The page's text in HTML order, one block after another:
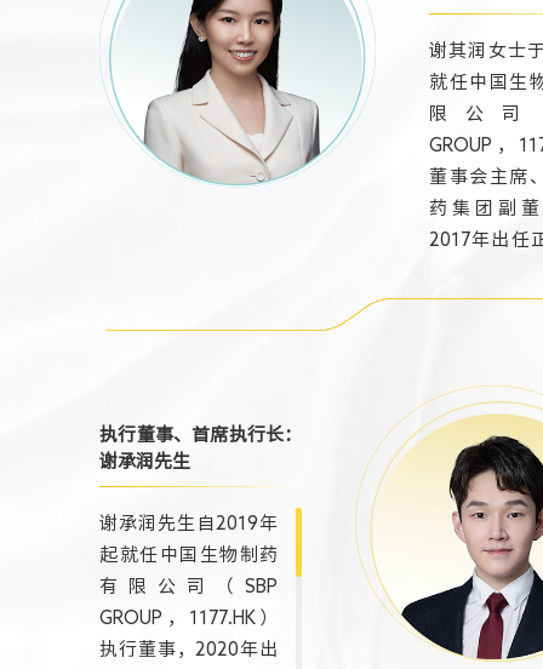
谢其润女士
就任中国生
限公司
GROUP，
董事会主席
药集团副
2017年出任
司董事、北
法尼亚大学
院，先后八
布斯“中国
女性100”榜
2024年度
《商业周刊
人物50”。
执行董事、首席执行长：
谢承润先生
谢承润先生自2019年
起就任中国生物制药
有限公司（SBP
GROUP，1177.HK）
执行董事，2020年出